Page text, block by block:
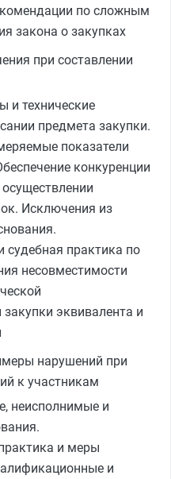
по сложным
закона о закупках
при составлении
и технические
предмета закупки.
показатели
конкуренции
Исключения из
судебная практика по
несовместимости
закупки эквивалента и
нарушений при
к участникам
неисполнимые и
и меры
и